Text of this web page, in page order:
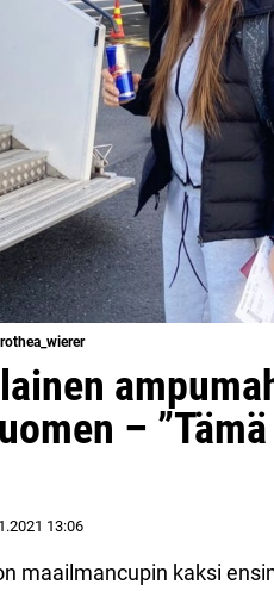
–
13:06
maailmancupin kaksi